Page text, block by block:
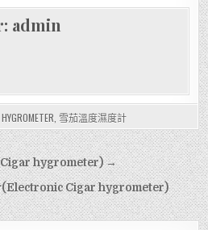
admin
雪茄溫度濕度計
hygrometer) →
(Electronic Cigar hygrometer)